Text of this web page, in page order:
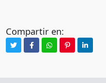
Compartir en: